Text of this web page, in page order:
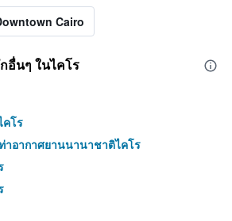
Cairo
อื่นๆ ในไคโร
คโร
าอากาศยานนานาชาติไคโร